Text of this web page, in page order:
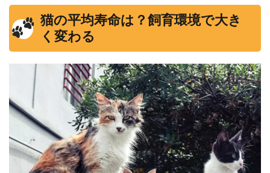
猫の平均寿命は？飼育環境で大き
く変わる